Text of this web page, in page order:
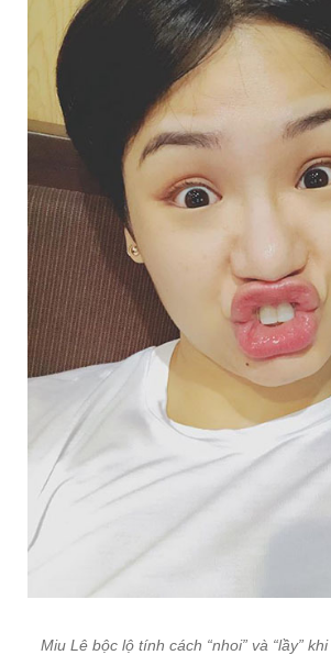
Miu Lê bộc lộ tính cách “nhoi” và “lầy”